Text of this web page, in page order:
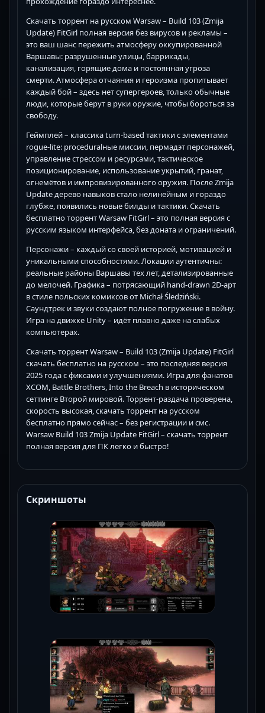
Скачать торрент на русском Warsaw – Build 103 (Zmija
Update) FitGirl полная версия без вирусов и рекламы –
это ваш шанс пережить атмосферу оккупированной
Варшавы: разрушенные улицы, баррикады,
канализация, горящие дома и постоянная угроза
смерти. Атмосфера отчаяния и героизма пропитывает
каждый бой – здесь нет супергероев, только обычные
люди, которые берут в руки оружие, чтобы бороться за
свободу.
Геймплей – классика turn-based тактики с элементами
rogue-lite: proceduralные миссии, пермадэт персонажей,
управление стрессом и ресурсами, тактическое
позиционирование, использование укрытий, гранат,
огнемётов и импровизированного оружия. После Zmija
Update дерево навыков стало нелинейным и гораздо
глубже, появились новые билды и тактики. Скачать
бесплатно торрент Warsaw FitGirl – это полная версия с
русским языком интерфейса, без доната и ограничений.
Персонажи – каждый со своей историей, мотивацией и
уникальными способностями. Локации аутентичны:
реальные районы Варшавы тех лет, детализированные
до мелочей. Графика – потрясающий hand-drawn 2D-арт
в стиле польских комиксов от Michał Śledziński.
Саундтрек и звуки создают полное погружение в войну.
Игра на движке Unity – идёт плавно даже на слабых
компьютерах.
Скачать торрент Warsaw – Build 103 (Zmija Update) FitGirl
скачать бесплатно на русском – это последняя версия
2025 года с фиксами и улучшениями. Игра для фанатов
XCOM, Battle Brothers, Into the Breach в историческом
сеттинге Второй мировой. Торрент-раздача проверена,
скорость высокая, скачать торрент на русском
бесплатно прямо сейчас – без регистрации и смс.
Warsaw Build 103 Zmija Update FitGirl – скачать торрент
полная версия для ПК легко и быстро!
Скриншоты